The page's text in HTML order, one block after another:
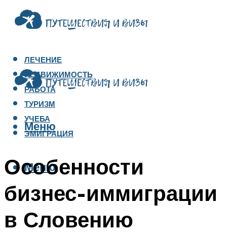
ЛЕЧЕНИЕ
НЕДВИЖИМОСТЬ
РАБОТА
ТУРИЗМ
УЧЕБА
ЭМИГРАЦИЯ
Меню
Меню
Особенности
бизнес-иммиграции
в Словению